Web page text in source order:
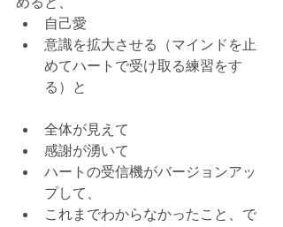
自己愛
意識を拡大させる（マインドを止
めてハートで受け取る練習をす
る）と
全体が見えて
感謝が湧いて
ハートの受信機がバージョンアッ
プして、
これまでわからなかったこと、で